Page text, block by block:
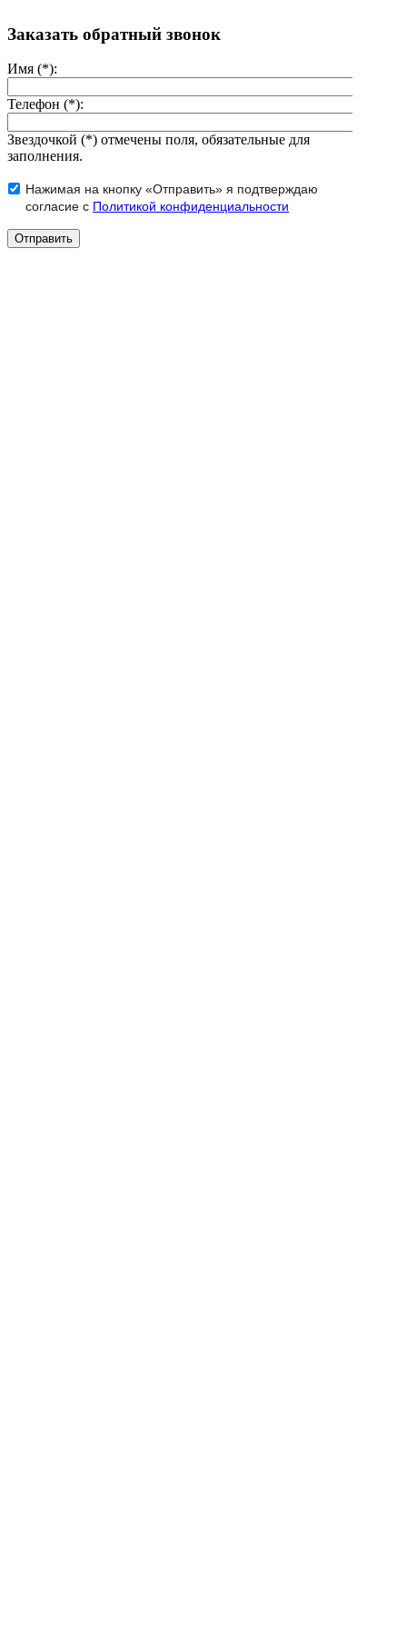
Заказать обратный звонок
Имя (*):
Телефон (*):
Звездочкой (*) отмечены поля, обязательные для
заполнения.
Нажимая на кнопку «Отправить» я подтверждаю
согласие с Политикой конфиденциальности